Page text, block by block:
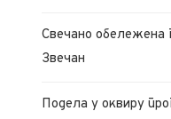
Свечано обележена
Звечан
Подела у оквиру